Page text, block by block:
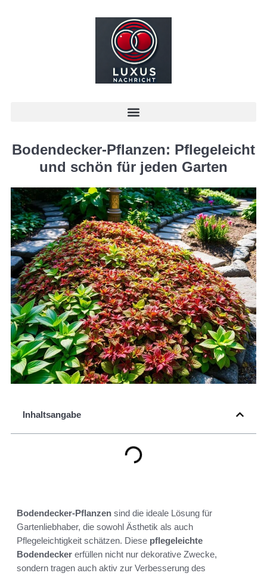
Bodendecker-Pflanzen: Pflegeleicht
und schön für jeden Garten
Inhaltsangabe
Bodendecker-Pflanzen sind die ideale Lösung für
Gartenliebhaber, die sowohl Ästhetik als auch
Pflegeleichtigkeit schätzen. Diese pflegeleichte
Bodendecker erfüllen nicht nur dekorative Zwecke,
sondern tragen auch aktiv zur Verbesserung des